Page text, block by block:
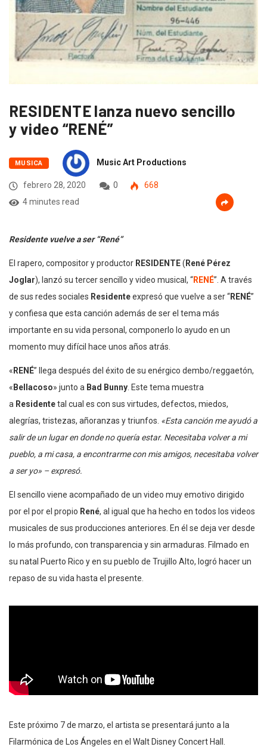
RESIDENTE lanza nuevo sencillo
y video “RENÉ”
MUSICA Music Art Productions
febrero 28, 2020 0
668
4 minutes read
Residente vuelve a ser “René”
El rapero, compositor y productor RESIDENTE( René Pérez
Joglar), lanzó su tercer sencillo y video musical, “RENÉ”. A través
de sus redes sociales Residenteexpresó que vuelve a ser “RENÉ”
y confiesa que esta canción además de ser el tema más
importante en su vida personal, componerlo lo ayudo en un
momento muy difícil hace unos años atrás.
« RENÉ” llega después del éxito de su enérgico dembo/reggaetón,
« Bellacoso» junto a Bad Bunny . Este tema muestra
a Residentetal cual es con sus virtudes, defectos, miedos,
alegrías, tristezas, añoranzas y triunfos. «Esta canción me ayudó a
salir de un lugar en donde no quería estar. Necesitaba volver a mi
pueblo, a mi casa, a encontrarme con mis amigos, necesitaba volver
a ser yo» –expresó.
El sencillo viene acompañado de un video muy emotivo dirigido
por el por el propio René, al igual que ha hecho en todos los videos
musicales de sus producciones anteriores. En él se deja ver desde
lo más profundo, con transparencia y sin armaduras. Filmado en
su natal Puerto Rico y en su pueblo de Trujillo Alto, logró hacer un
repaso de su vida hasta el presente.
Este próximo 7 de marzo, el artista se presentará junto a la
Filarmónica de Los Ángeles en el Walt Disney Concert Hall.